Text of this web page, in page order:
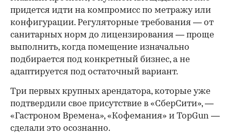
придется идти на компромисс по метражу или
конфигурации. Регуляторные требования — от
санитарных норм до лицензирования — проще
выполнить, когда помещение изначально
подбирается под конкретный бизнес, а не
адаптируется под остаточный вариант.
Три первых крупных арендатора, которые уже
подтвердили свое присутствие в «СберСити», —
«Гастроном Времена», «Кофемания» и TopGun —
сделали это осознанно.